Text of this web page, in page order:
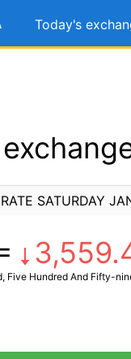
Today's
SATURDAY
Five Hundred And Fifty-